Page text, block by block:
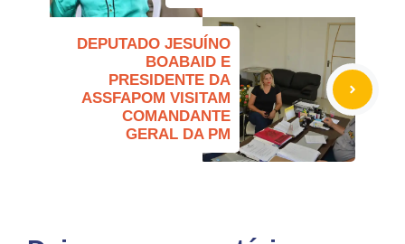
DEPUTADO JESUÍNO
BOABAID E
PRESIDENTE DA
ASSFAPOM VISITAM
COMANDANTE
GERAL DA PM